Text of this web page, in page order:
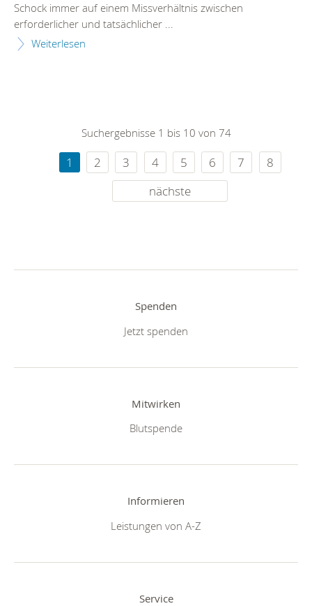
Schock immer auf einem Missverhältnis zwischen
erforderlicher und tatsächlicher ...
Weiterlesen
Suchergebnisse 1 bis 10 von 74
1 2 3 4 5 6 7
8
nächste
Spenden
Jetzt spenden
Mitwirken
Blutspende
Informieren
Leistungen von A-Z
Service